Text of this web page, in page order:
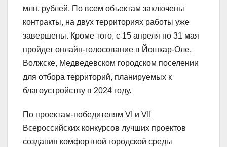
млн. рублей. По всем объектам заключены
контракты, на двух территориях работы уже
завершены. Кроме того, с 15 апреля по 31 мая
пройдет онлайн-голосование в Йошкар-Оле,
Волжске, Медведевском городском поселении
для отбора территорий, планируемых к
благоустройству в 2024 году.
По проектам-победителям VI и VII
Всероссийских конкурсов лучших проектов
создания комфортной городской среды